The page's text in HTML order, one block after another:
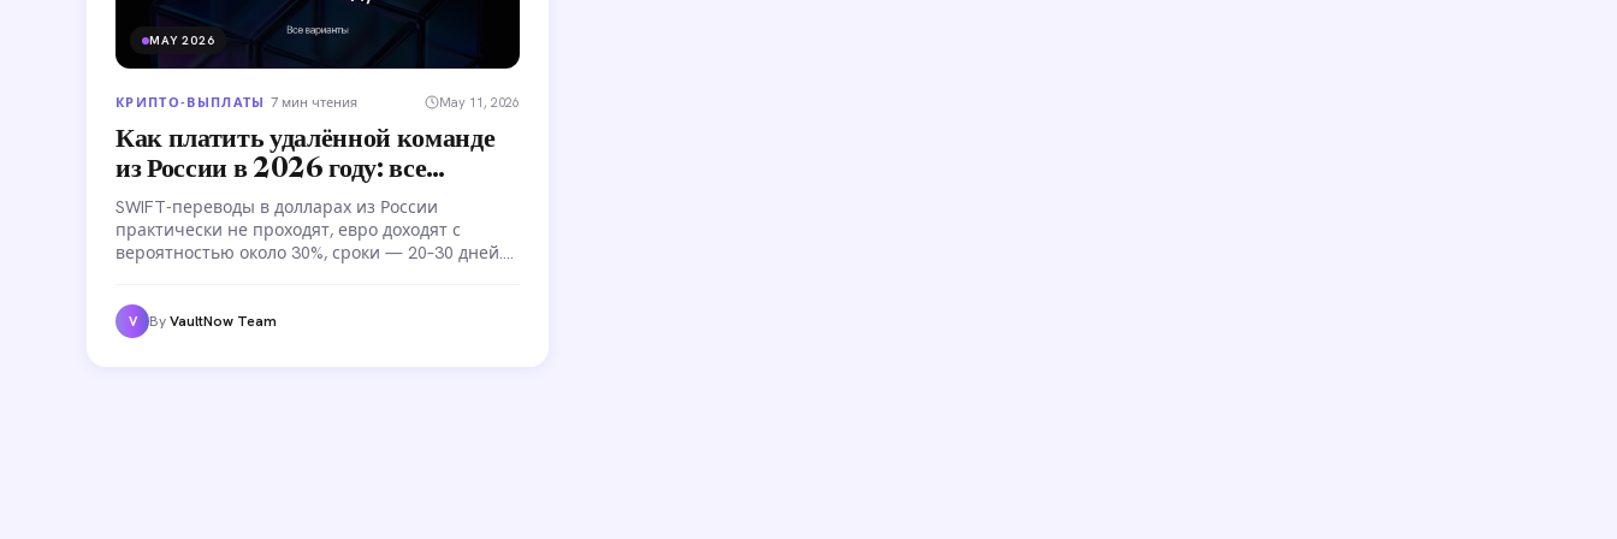
MAY 2026
КРИПТО-ВЫПЛАТЫ · 7 мин чтения May 11, 2026
Как платить удалённой команде
из России в 2026 году: все
варианты
SWIFT-переводы в долларах из России
практически не проходят, евро доходят с
вероятностью около 30%, сроки — 20–30 дней.
варианты оплаты удалённой команде из России
в 2026 году с конкретными комиссиями.
V ByVaultNow Team